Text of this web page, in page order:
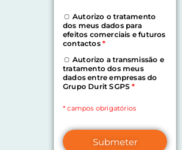
Autorizo o tratamento
dos meus dados para
efeitos comerciais e futuros
contactos *
Autorizo a transmissão e
tratamento dos meus
dados entre empresas do
Grupo Durit SGPS*
* campos obrigatórios
Submeter